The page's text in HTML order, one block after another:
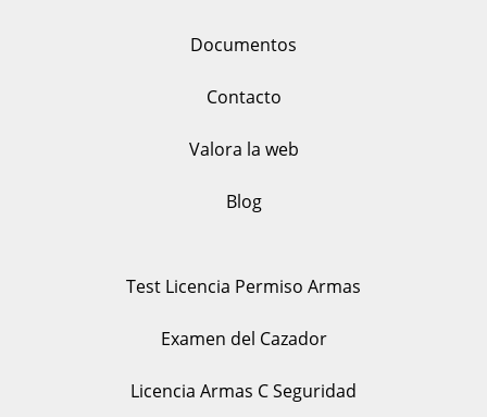
Documentos
Contacto
Valora la web
Blog
Test Licencia Permiso Armas
Examen del Cazador
Licencia Armas C Seguridad